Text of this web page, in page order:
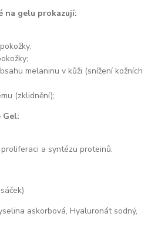
na gelu prokazují:
melaninu v kůži (snížení kožních
(zklidnění);
Gel:
a syntézu proteinů.
askorbová, Hyaluronát sodný,